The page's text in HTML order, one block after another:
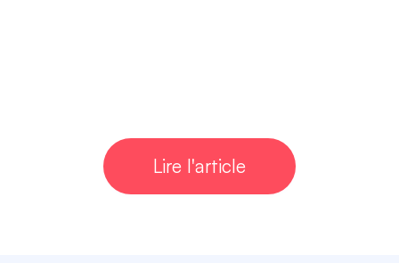
Lire l'article